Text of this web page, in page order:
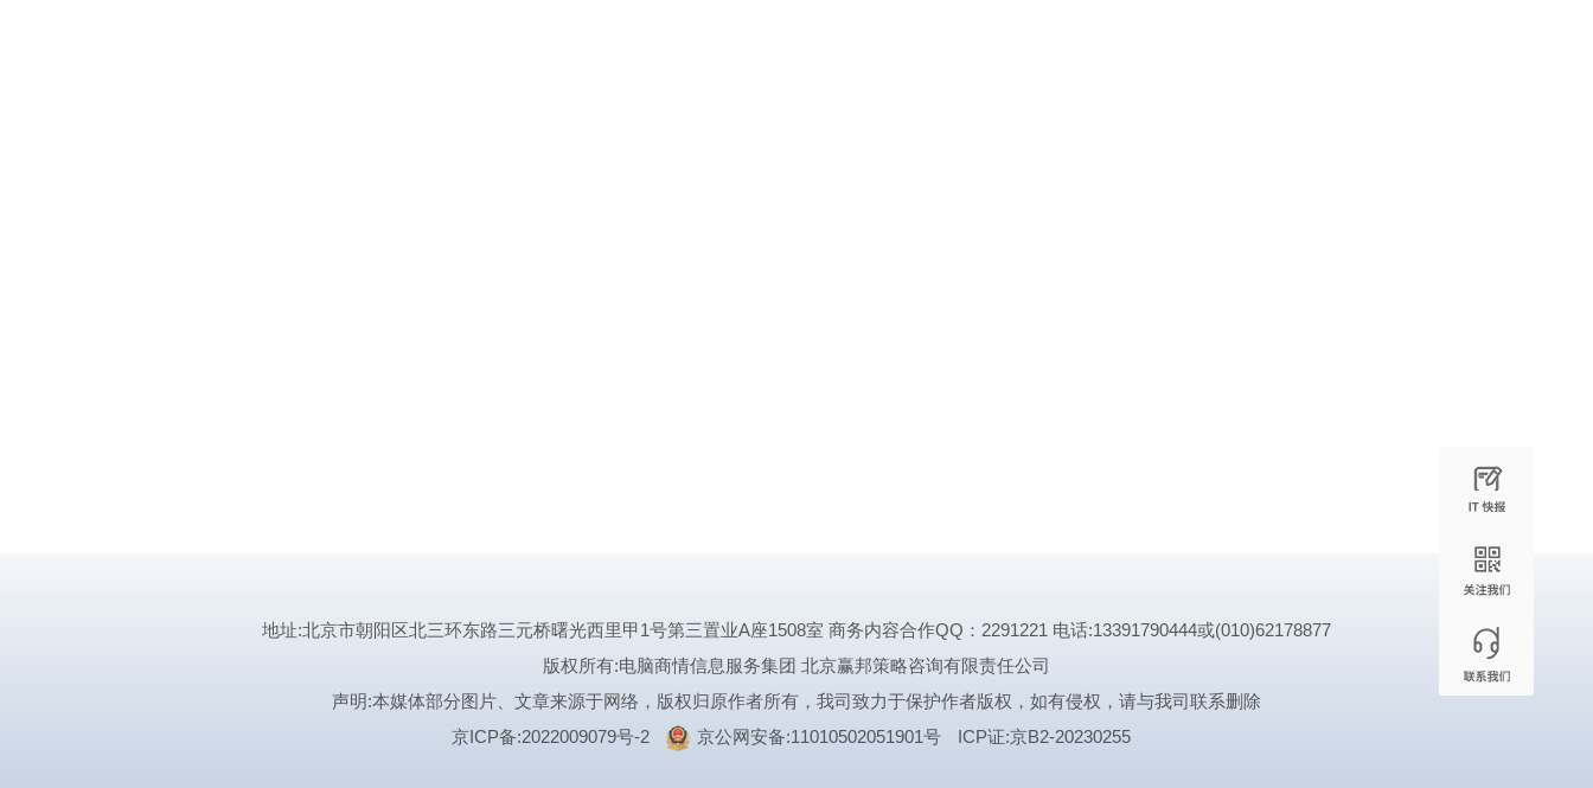
地址:北京市朝阳区北三环东路三元桥曙光西里甲1号第三置业A座1508室 商务内容合作QQ：2291221 电话:13391790444或(010)62178877
版权所有:电脑商情信息服务集团 北京赢邦策略咨询有限责任公司
声明:本媒体部分图片、文章来源于网络，版权归原作者所有，我司致力于保护作者版权，如有侵权，请与我司联系删除
京ICP备:2022009079号-2
京公网安备:11010502051901号 ICP证:京B2-20230255